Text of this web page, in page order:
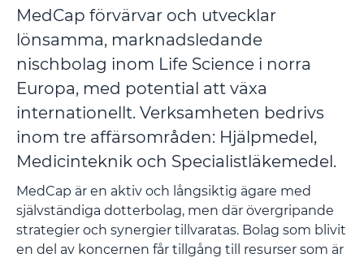
MedCap förvärvar och utvecklar
lönsamma, marknadsledande
nischbolag inom Life Science i norra
Europa, med potential att växa
internationellt. Verksamheten bedrivs
inom tre affärsområden: Hjälpmedel,
Medicinteknik och Specialistläkemedel.
MedCap är en aktiv och långsiktig ägare med
självständiga dotterbolag, men där övergripande
strategier och synergier tillvaratas. Bolag som blivit
en del av koncernen får tillgång till resurser som är